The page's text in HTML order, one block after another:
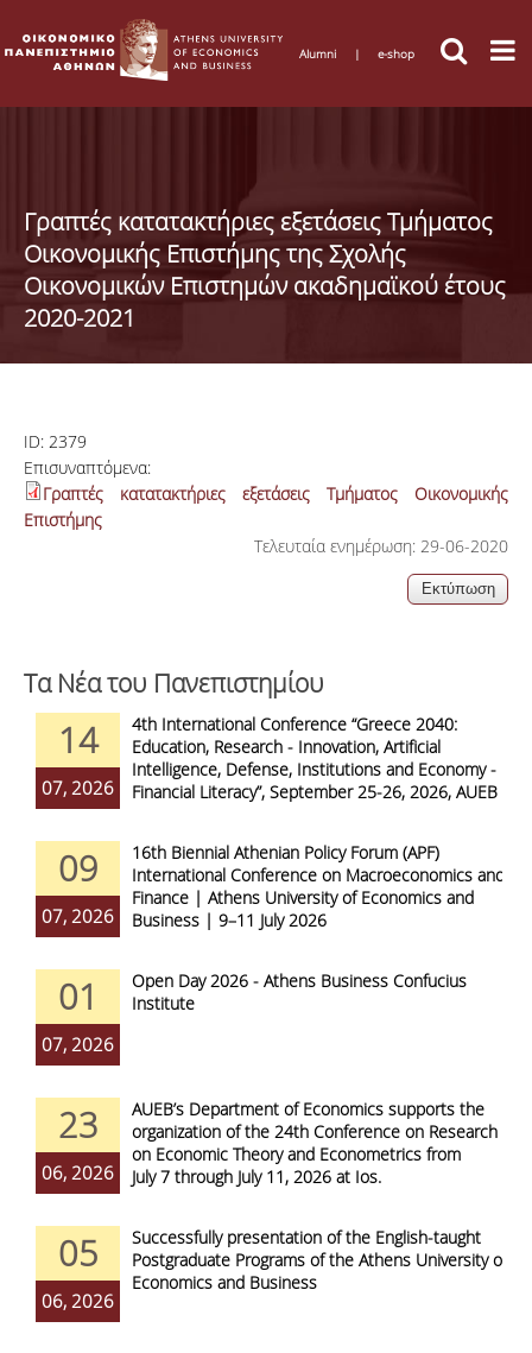
Alumni | e-shop
Γραπτές κατατακτήριες εξετάσεις Τμήματος
Οικονομικής Επιστήμης της Σχολής
Οικονομικών Επιστημών ακαδημαϊκού έτους
2020-2021
ID: 2379
Επισυναπτόμενα:
Γραπτές κατατακτήριες εξετάσεις Τμήματος Οικονομικής
Επιστήμης
Τελευταία ενημέρωση: 29-06-2020
Τα Νέα του Πανεπιστημίου
14
07, 2026
4th International Conference “Greece 2040:
Education, Research - Innovation, Artificial
Intelligence, Defense, Institutions and Economy -
Financial Literacy”, September 25-26, 2026, AUEB
09
07, 2026
16th Biennial Athenian Policy Forum (APF)
International Conference on Macroeconomics and
Finance | Athens University of Economics and
Business | 9–11 July 2026
01
07, 2026
Open Day 2026 - Athens Business Confucius
Institute
23
06, 2026
AUEB’s Department of Economics supports the
organization of the 24th Conference on Research
on Economic Theory and Econometrics from
July 7 through July 11, 2026 at Ios.
05
06, 2026
Successfully presentation of the English-taught
Postgraduate Programs of the Athens University of
Economics and Business